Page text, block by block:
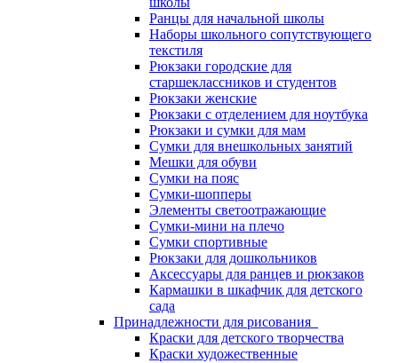
Ранцы для начальной школы
Наборы школьного сопутствующего
текстиля
Рюкзаки городские для
старшеклассников и студентов
Рюкзаки женские
Рюкзаки с отделением для ноутбука
Рюкзаки и сумки для мам
Сумки для внешкольных занятий
Мешки для обуви
Сумки на пояс
Сумки-шопперы
Элементы светоотражающие
Сумки-мини на плечо
Сумки спортивные
Рюкзаки для дошкольников
Аксессуары для ранцев и рюкзаков
Кармашки в шкафчик для детского
сада
Принадлежности для рисования
Краски для детского творчества
Краски художественные